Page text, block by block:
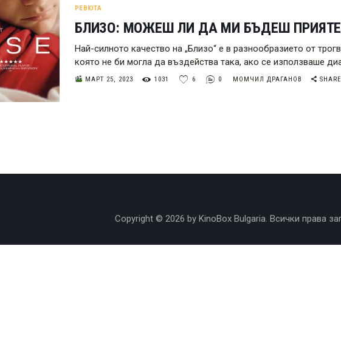
РЕВЮТА
БЛИЗО: МОЖЕШ ЛИ ДА МИ БЪДЕШ
Най-силното качество на „Близо“ е в разнообразието от
която не би могла да въздейства така, ако се използваше
МАРТ 25, 2023 1031 6 0 МОМЧИЛ ДРАГАНОВ SHARE
Copyright © 2026 by KinoBox Bulgaria. Всички права